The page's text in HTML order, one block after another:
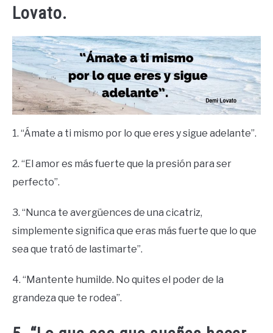
Lovato.
1. “Ámate a ti mismo por lo que eres y sigue adelante”.
2. “El amor es más fuerte que la presión para ser
perfecto”.
3. “Nunca te avergüences de una cicatriz,
simplemente significa que eras más fuerte que lo que
sea que trató de lastimarte”.
4. “Mantente humilde. No quites el poder de la
grandeza que te rodea”.